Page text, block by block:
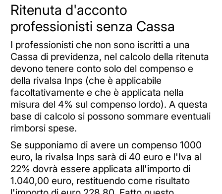
Ritenuta d'acconto
professionisti senza Cassa
I professionisti che non sono iscritti a una
Cassa di previdenza, nel calcolo della ritenuta
devono tenere conto solo del compenso e
della rivalsa Inps (che è applicabile
facoltativamente e che è applicata nella
misura del 4% sul compenso lordo). A questa
base di calcolo si possono sommare eventuali
rimborsi spese.
Se supponiamo di avere un compenso 1000
euro, la rivalsa Inps sarà di 40 euro e l'Iva al
22% dovrà essere applicata all'importo di
1.040,00 euro, restituendo come risultato